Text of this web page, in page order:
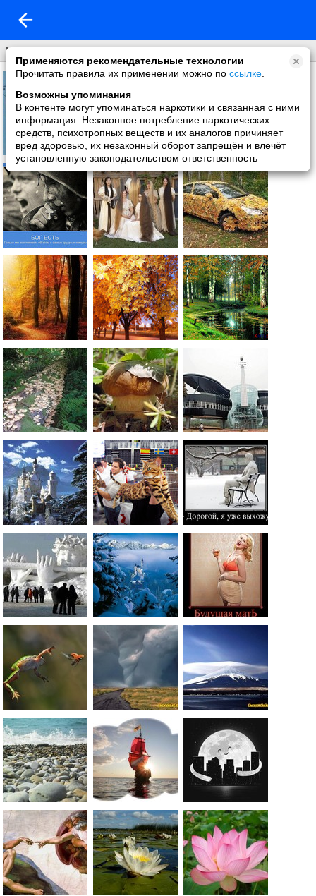
Применяются рекомендательные технологии
Прочитать правила их применении можно по ссылке
Возможны упоминания
В контенте могут упоминаться наркотики и связанная с ними
информация. Незаконное потребление наркотических
средств, психотропных веществ и их аналогов причиняет
вред здоровью, их незаконный оборот запрещён и влечёт
установленную законодательством ответственность
Что нового